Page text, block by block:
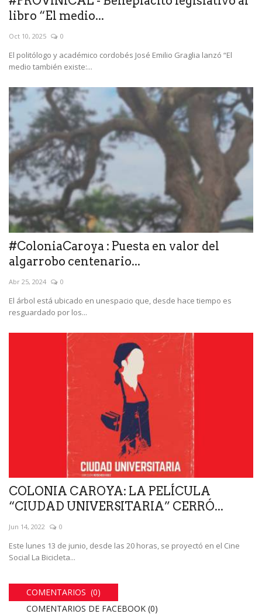
libro “El medio...
Oct 10, 2025 0
El politólogo y académico cordobés José Emilio Graglia lanzó “El
medio también existe:...
#ColoniaCaroya : Puesta en valor del
algarrobo centenario...
Abr 25, 2024 0
El árbol está ubicado en unespacio que, desde hace tiempo es
resguardado por los...
COLONIA CAROYA: LA PELÍCULA
“CIUDAD UNIVERSITARIA” CERRÓ...
Jun 14, 2022 0
Este lunes 13 de junio, desde las 20 horas, se proyectó en el Cine
Social La Bicicleta...
COMENTARIOS (0)
COMENTARIOS DE FACEBOOK (0)